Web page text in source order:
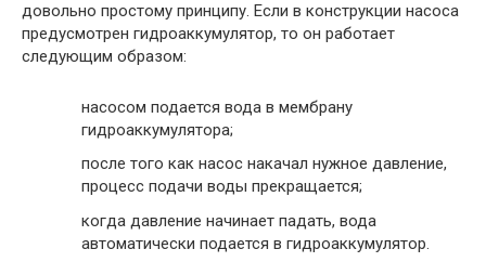
довольно простому принципу. Если в конструкции насоса
предусмотрен гидроаккумулятор, то он работает
следующим образом:
насосом подается вода в мембрану
гидроаккумулятора;
после того как насос накачал нужное давление,
процесс подачи воды прекращается;
когда давление начинает падать, вода
автоматически подается в гидроаккумулятор.